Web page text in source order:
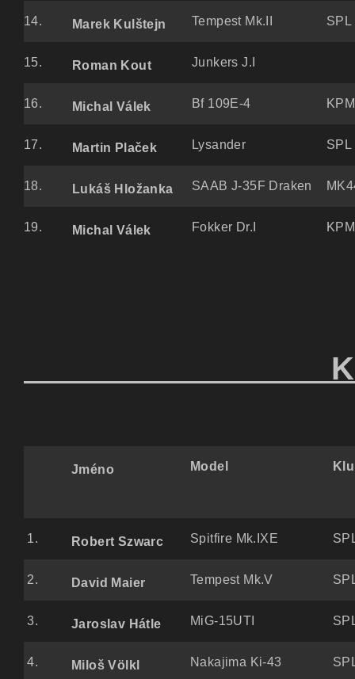
14. Marek Kulštejn Tempest Mk.II SPL
15. Roman Kout Junkers J.I
16. Michal Válek Bf 109E-4
17. Martin Plaček Lysander SPL
18. Lukáš Hložanka SAAB J-35F Draken
19. Michal Válek Fokker Dr.I
Jméno Model
1. Robert Szwarc Spitfire Mk.IXE
2. David Maier Tempest Mk.V
3. Jaroslav Hátle MiG-15UTI
4. Miloš Völkl Nakajima Ki-43